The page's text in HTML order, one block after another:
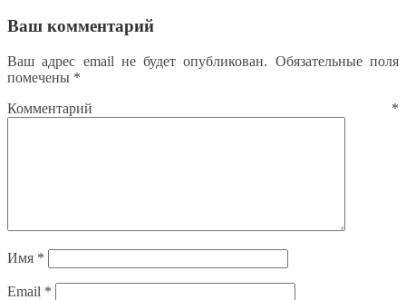
Ваш комментарий
Ваш адрес email не будет опубликован. Обязательные поля
помечены *
Комментарий *
Имя *
Email *